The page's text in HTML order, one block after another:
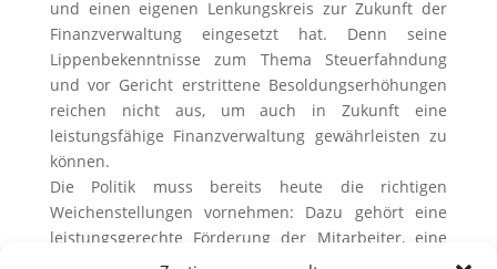
und einen eigenen Lenkungskreis zur Zukunft der
Finanzverwaltung eingesetzt hat. Denn seine
Lippenbekenntnisse zum Thema Steuerfahndung
und vor Gericht erstrittene Besoldungserhöhungen
reichen nicht aus, um auch in Zukunft eine
leistungsfähige Finanzverwaltung gewährleisten zu
können.
Die Politik muss bereits heute die richtigen
Weichenstellungen vornehmen: Dazu gehört eine
leistungsgerechte Förderung der Mitarbeiter, eine
Verbesserung der IT-Ausstattung der Finanzämter,